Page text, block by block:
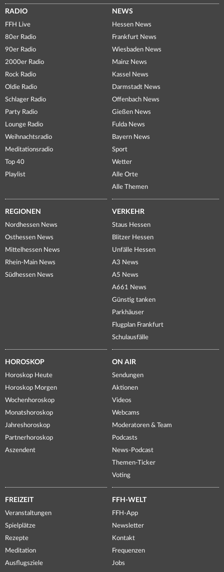
RADIO
FFH Live
80er Radio
90er Radio
2000er Radio
Rock Radio
Oldie Radio
Schlager Radio
Party Radio
Lounge Radio
Weihnachtsradio
Meditationsradio
Top 40
Playlist
NEWS
Hessen News
Frankfurt News
Wiesbaden News
Mainz News
Kassel News
Darmstadt News
Offenbach News
Gießen News
Fulda News
Bayern News
Sport
Wetter
Alle Orte
Alle Themen
REGIONEN
Nordhessen News
Osthessen News
Mittelhessen News
Rhein-Main News
Südhessen News
VERKEHR
Staus Hessen
Blitzer Hessen
Unfälle Hessen
A3 News
A5 News
A661 News
Günstig tanken
Parkhäuser
Flugplan Frankfurt
Schulausfälle
HOROSKOP
Horoskop Heute
Horoskop Morgen
Wochenhoroskop
Monatshoroskop
Jahreshoroskop
Partnerhoroskop
Aszendent
ON AIR
Sendungen
Aktionen
Videos
Webcams
Moderatoren & Team
Podcasts
News-Podcast
Themen-Ticker
Voting
FREIZEIT
Veranstaltungen
Spielplätze
Rezepte
Meditation
Ausflugsziele
FFH-WELT
FFH-App
Newsletter
Kontakt
Frequenzen
Jobs